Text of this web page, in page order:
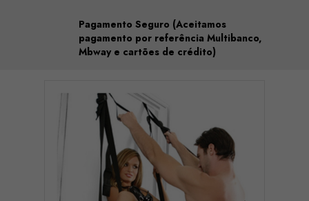
Pagamento Seguro (Aceitamos
pagamento por referência Multibanco,
Mbway e cartões de crédito)